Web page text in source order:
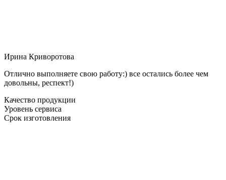
Ирина Криворотова
Отлично выполняете свою работу:) все остались более чем
довольны, респект!)
Качество продукции
Уровень сервиса
Срок изготовления